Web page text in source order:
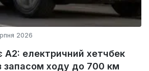
2026
A2: електричний хетчбек
запасом ходу до 700 км